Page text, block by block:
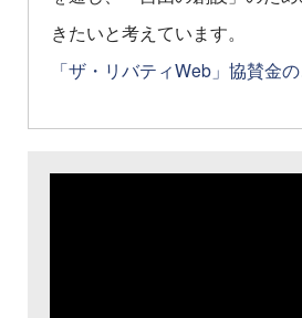
きたいと考えています。
「ザ・リバティWeb」協賛金